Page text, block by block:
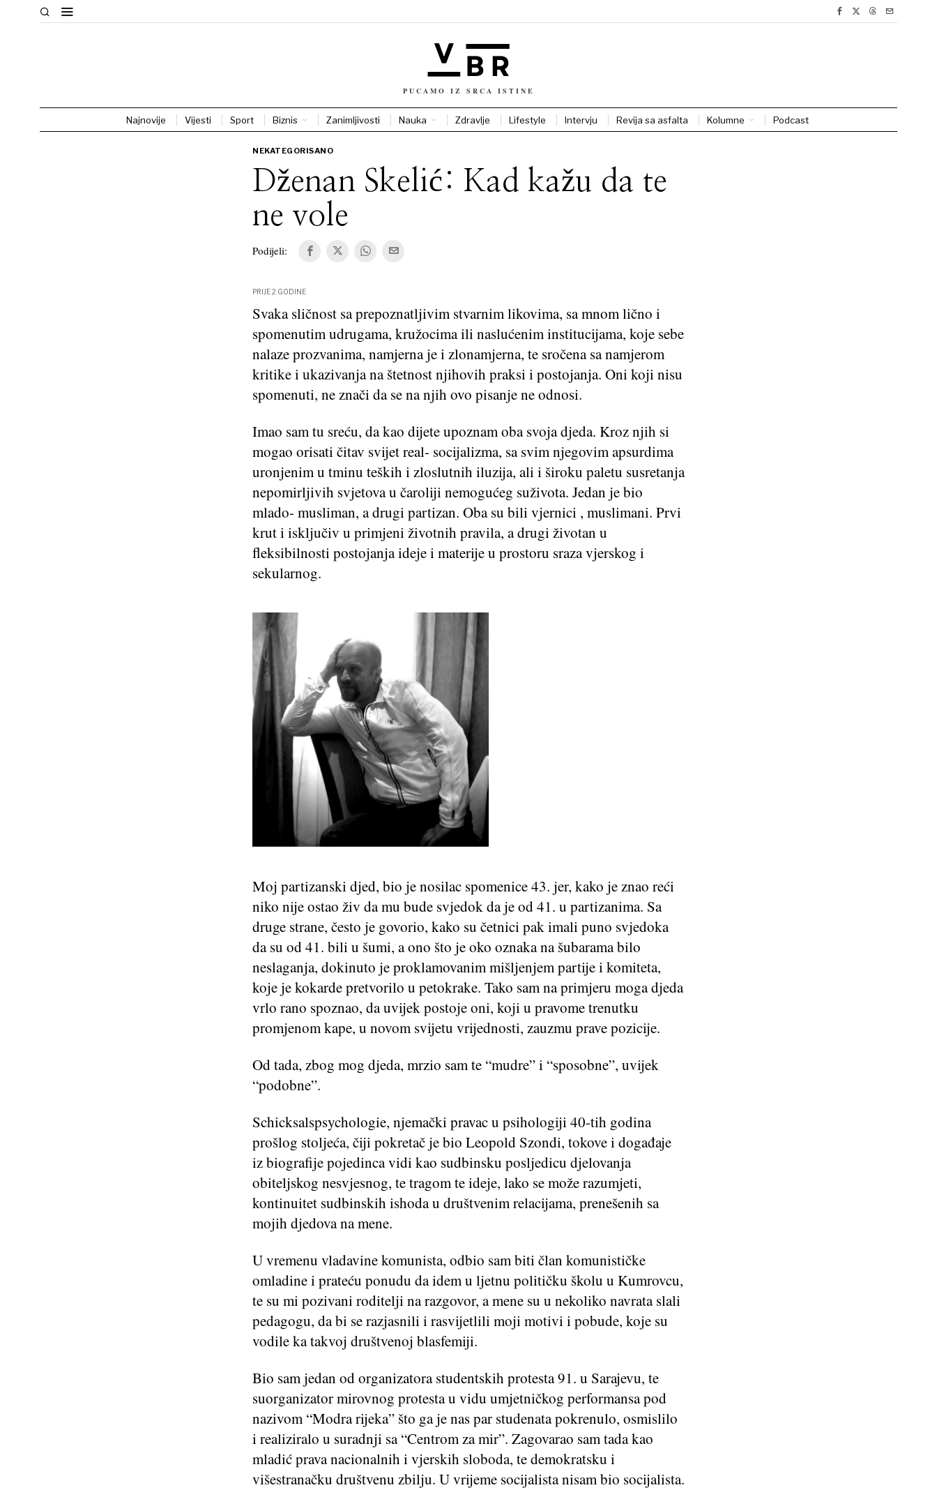
PUCAMO IZ SRCA ISTINE
Najnovije Vijesti Sport Biznis Zanimljivosti Nauka Zdravlje Lifestyle Intervju Revija sa asfalta Kolumne Podcast
NEKATEGORISANO
Dženan Skelić: Kad kažu da te
ne vole
Podijeli:
PRIJE 2 GODINE
Svaka sličnost sa prepoznatljivim stvarnim likovima, sa mnom lično i
spomenutim udrugama, kružocima ili naslućenim institucijama, koje sebe
nalaze prozvanima, namjerna je i zlonamjerna, te sročena sa namjerom
kritike i ukazivanja na štetnost njihovih praksi i postojanja. Oni koji nisu
spomenuti, ne znači da se na njih ovo pisanje ne odnosi.
Imao sam tu sreću, da kao dijete upoznam oba svoja djeda. Kroz njih si
mogao orisati čitav svijet real- socijalizma, sa svim njegovim apsurdima
uronjenim u tminu teških i zloslutnih iluzija, ali i široku paletu susretanja
nepomirljivih svjetova u čaroliji nemogućeg suživota. Jedan je bio
mlado- musliman, a drugi partizan. Oba su bili vjernici , muslimani. Prvi
krut i isključiv u primjeni životnih pravila, a drugi životan u
fleksibilnosti postojanja ideje i materije u prostoru sraza vjerskog i
sekularnog.
Moj partizanski djed, bio je nosilac spomenice 43. jer, kako je znao reći
niko nije ostao živ da mu bude svjedok da je od 41. u partizanima. Sa
druge strane, često je govorio, kako su četnici pak imali puno svjedoka
da su od 41. bili u šumi, a ono što je oko oznaka na šubarama bilo
neslaganja, dokinuto je proklamovanim mišljenjem partije i komiteta,
koje je kokarde pretvorilo u petokrake. Tako sam na primjeru moga djeda
vrlo rano spoznao, da uvijek postoje oni, koji u pravome trenutku
promjenom kape, u novom svijetu vrijednosti, zauzmu prave pozicije.
Od tada, zbog mog djeda, mrzio sam te “mudre” i “sposobne”, uvijek
“podobne”.
Schicksalspsychologie, njemački pravac u psihologiji 40-tih godina
prošlog stoljeća, čiji pokretač je bio Leopold Szondi, tokove i događaje
iz biografije pojedinca vidi kao sudbinsku posljedicu djelovanja
obiteljskog nesvjesnog, te tragom te ideje, lako se može razumjeti,
kontinuitet sudbinskih ishoda u društvenim relacijama, prenešenih sa
mojih djedova na mene.
U vremenu vladavine komunista, odbio sam biti član komunističke
omladine i prateću ponudu da idem u ljetnu političku školu u Kumrovcu,
te su mi pozivani roditelji na razgovor, a mene su u nekoliko navrata slali
pedagogu, da bi se razjasnili i rasvijetlili moji motivi i pobude, koje su
vodile ka takvoj društvenoj blasfemiji.
Bio sam jedan od organizatora studentskih protesta 91. u Sarajevu, te
suorganizator mirovnog protesta u vidu umjetničkog performansa pod
nazivom “Modra rijeka” što ga je nas par studenata pokrenulo, osmislilo
i realiziralo u suradnji sa “Centrom za mir”. Zagovarao sam tada kao
mladić prava nacionalnih i vjerskih sloboda, te demokratsku i
višestranačku društvenu zbilju. U vrijeme socijalista nisam bio socijalista.